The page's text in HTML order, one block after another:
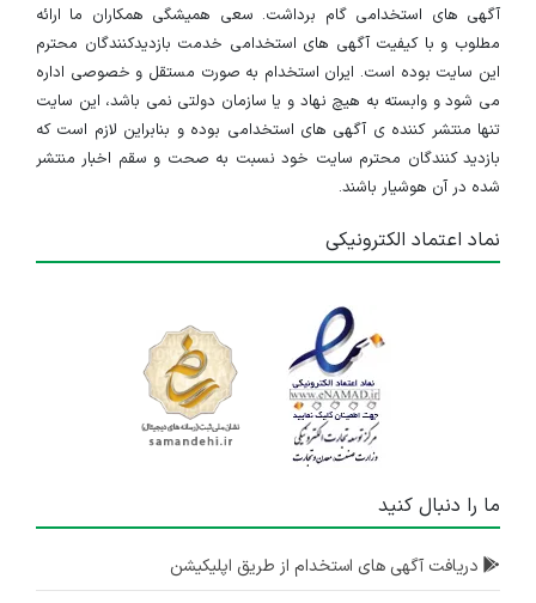
آگهی های استخدامی گام برداشت. سعی همیشگی همکاران ما ارائه
مطلوب و با کیفیت آگهی های استخدامی خدمت بازدیدکنندگان محترم
این سایت بوده است. ایران استخدام به صورت مستقل و خصوصی اداره
می شود و وابسته به هیچ نهاد و یا سازمان دولتی نمی باشد، این سایت
تنها منتشر کننده ی آگهی های استخدامی بوده و بنابراین لازم است که
بازدید کنندگان محترم سایت خود نسبت به صحت و سقم اخبار منتشر
شده در آن هوشیار باشند.
نماد اعتماد الکترونیکی
ما را دنبال کنید
دریافت آگهی های استخدام از طریق اپلیکیشن